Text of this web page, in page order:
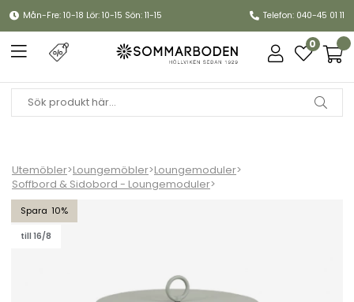
Mån-Fre: 10-18 Lör: 10-15 Sön: 11-15 Telefon: 040-45 01 11
0
Utemöbler>Loungemöbler>Loungemoduler>
Soffbord & Sidobord - Loungemoduler>
10
till 16/8
Niobe sidobord Ø 50 H59 cm - dusty green/antracit